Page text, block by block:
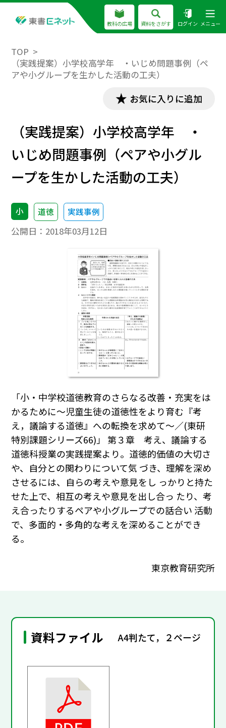
教科の広場 資料をさがす ログイン メニュー
TOP
（実践提案）小学校高学年 ・いじめ問題事例（ペ
アや小グループを生かした活動の工夫）
お気に入りに追加
（実践提案）小学校高学年 ・
いじめ問題事例（ペアや小グル
ープを生かした活動の工夫）
小 道徳 実践事例
公開日： 2018年03月12日
「小・中学校道徳教育のさらなる改善・充実をは
かるために～児童生徒の道徳性をより育む『考
え，議論する道徳』への転換を求めて～／(東研
特別課題シリーズ66)」 第３章 考え、議論する
道徳科授業の実践提案より。道徳的価値の大切さ
や、自分との関わりについて気 づき、理解を深め
させるには、自らの考えや意見をし っかりと持た
せた上で、相互の考えや意見を出し合っ たり、考
え合ったりするペアや小グループでの話合い 活動
で、多面的・多角的な考えを深めることができ
る。
東京教育研究所
資料ファイル A4判たて，２ページ